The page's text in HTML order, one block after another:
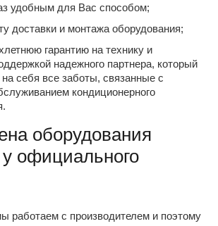
удобным для Вас способом;
доставки и монтажа оборудования;
гарантию на технику и
надежного партнера, который
себя все заботы, связанные с
кондиционерного
оборудования
официального
работаем с производителем и поэтому